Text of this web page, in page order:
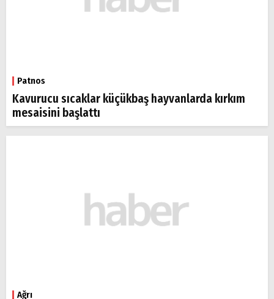
Patnos
Kavurucu sıcaklar küçükbaş hayvanlarda kırkım
mesaisini başlattı
Ağrı